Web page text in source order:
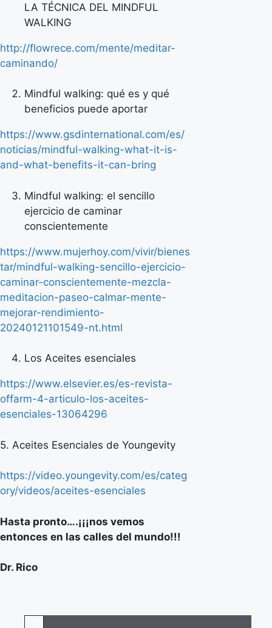
LA TÉCNICA DEL MINDFUL
WALKING
http://flowrece.com/mente/meditar-
caminando/
Mindful walking: qué es y qué
beneficios puede aportar
https://www.gsdinternational.com/es/
noticias/mindful-walking-what-it-is-
and-what-benefits-it-can-bring
Mindful walking: el sencillo
ejercicio de caminar
conscientemente
https://www.mujerhoy.com/vivir/bienes
tar/mindful-walking-sencillo-ejercicio-
caminar-conscientemente-mezcla-
meditacion-paseo-calmar-mente-
mejorar-rendimiento-
20240121101549-nt.html
Los Aceites esenciales
https://www.elsevier.es/es-revista-
offarm-4-articulo-los-aceites-
esenciales-13064296
5. Aceites Esenciales de Youngevity
https://video.youngevity.com/es/categ
ory/videos/aceites-esenciales
Hasta pronto….¡¡¡nos vemos
entonces en las calles del mundo!!!
Dr. Rico